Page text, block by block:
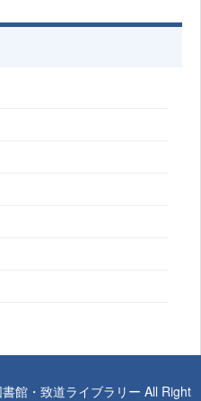
館・致道ライブラリー All Right